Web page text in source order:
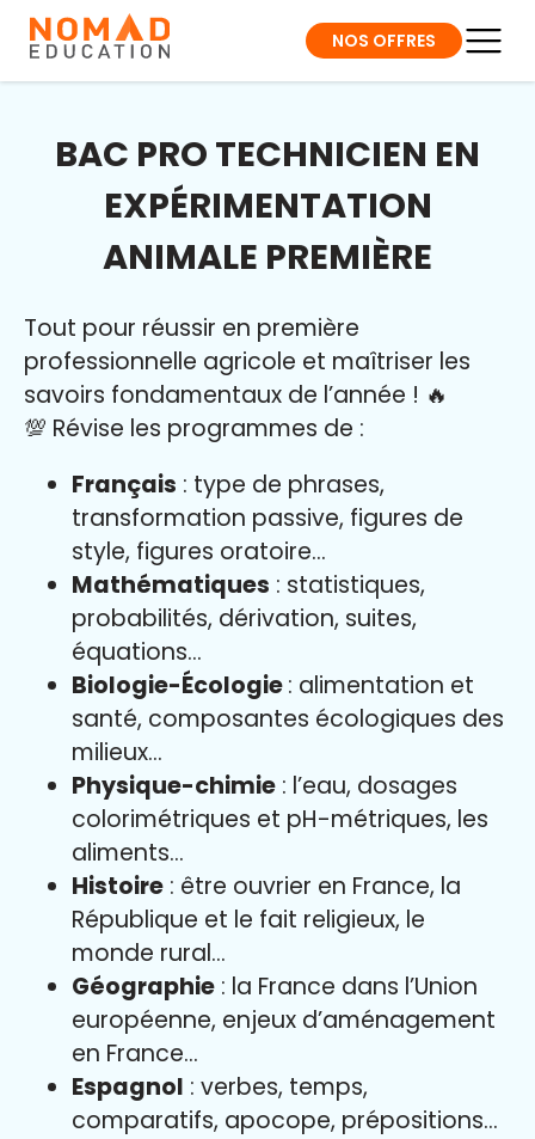
NOS OFFRES
BAC PRO TECHNICIEN EN
EXPÉRIMENTATION
ANIMALE PREMIÈRE
Tout pour réussir en première
professionnelle agricole et maîtriser les
savoirs fondamentaux de l’année ! 🔥
💯 Révise les programmes de :
Français : type de phrases,
transformation passive, figures de
style, figures oratoire…
Mathématiques : statistiques,
probabilités, dérivation, suites,
équations…
Biologie-Écologie: alimentation et
santé, composantes écologiques des
milieux…
Physique-chimie : l’eau, dosages
colorimétriques et pH-métriques, les
aliments…
Histoire : être ouvrier en France, la
République et le fait religieux, le
monde rural…
Géographie : la France dans l’Union
européenne, enjeux d’aménagement
en France…
Espagnol : verbes, temps,
comparatifs, apocope, prépositions…